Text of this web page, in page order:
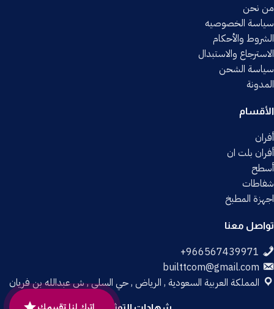
من نحن
سياسة الخصوصيه
الشروط والأحكام
الاسترجاع والاستبدال
سياسة الشحن
المدونة
الأقسام
أفران
أفران بلت ان
أسطح
شفاطات
اجهزة المطبخ
تواصل معنا
builttcom@gmail.com
المملكة العربية السعودية , الرياض , حي السلي , ش عبدالله بن فريان